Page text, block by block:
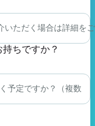
いただく場合は詳細をご
ちですか？
予定ですか？（複数